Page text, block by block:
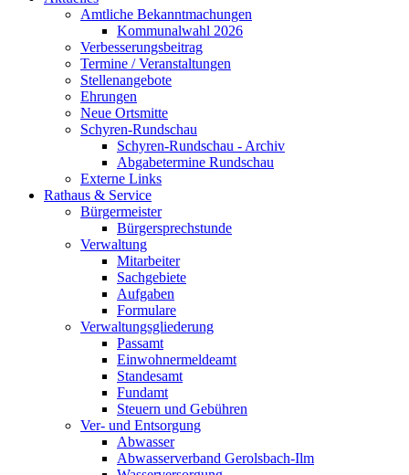
Amtliche Bekanntmachungen
Kommunalwahl 2026
Verbesserungsbeitrag
Termine / Veranstaltungen
Stellenangebote
Ehrungen
Neue Ortsmitte
Schyren-Rundschau
Schyren-Rundschau - Archiv
Abgabetermine Rundschau
Externe Links
Rathaus & Service
Bürgermeister
Bürgersprechstunde
Verwaltung
Mitarbeiter
Sachgebiete
Aufgaben
Formulare
Verwaltungsgliederung
Passamt
Einwohnermeldeamt
Standesamt
Fundamt
Steuern und Gebühren
Ver- und Entsorgung
Abwasser
Abwasserverband Gerolsbach-Ilm